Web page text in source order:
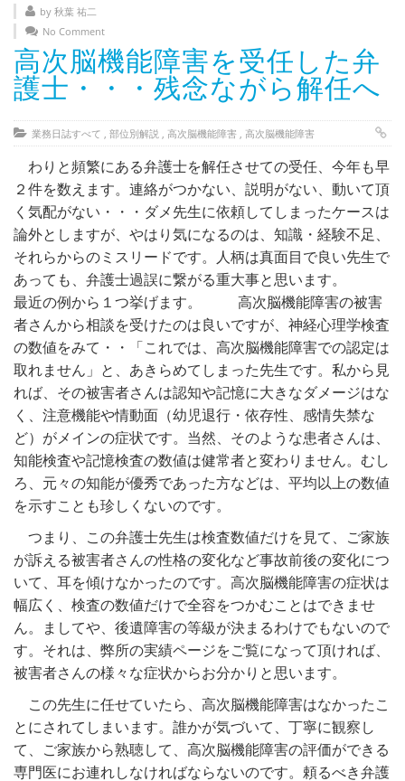
by 秋葉 祐二
No Comment
高次脳機能障害を受任した弁
護士・・・残念ながら解任へ
業務日誌すべて 部位別解説 高次脳機能障害 高次脳機能障害
わりと頻繁にある弁護士を解任させての受任、今年も早
２件を数えます。連絡がつかない、説明がない、動いて頂
く気配がない・・・ダメ先生に依頼してしまったケースは
論外としますが、やはり気になるのは、知識・経験不足、
それらからのミスリードです。人柄は真面目で良い先生で
あっても、弁護士過誤に繋がる重大事と思います。
最近の例から１つ挙げます。 高次脳機能障害の被害
者さんから相談を受けたのは良いですが、神経心理学検査
の数値をみて・・「これでは、高次脳機能障害での認定は
取れません」と、あきらめてしまった先生です。私から見
れば、その被害者さんは認知や記憶に大きなダメージはな
く、注意機能や情動面（幼児退行・依存性、感情失禁な
ど）がメインの症状です。当然、そのような患者さんは、
知能検査や記憶検査の数値は健常者と変わりません。むし
ろ、元々の知能が優秀であった方などは、平均以上の数値
を示すことも珍しくないのです。
つまり、この弁護士先生は検査数値だけを見て、ご家族
が訴える被害者さんの性格の変化など事故前後の変化につ
いて、耳を傾けなかったのです。高次脳機能障害の症状は
幅広く、検査の数値だけで全容をつかむことはできませ
ん。ましてや、後遺障害の等級が決まるわけでもないので
す。それは、弊所の実績ページをご覧になって頂ければ、
被害者さんの様々な症状からお分かりと思います。
この先生に任せていたら、高次脳機能障害はなかったこ
とにされてしまいます。誰かが気づいて、丁寧に観察し
て、ご家族から熟聴して、高次脳機能障害の評価ができる
専門医にお連れしなければならないのです。頼るべき弁護